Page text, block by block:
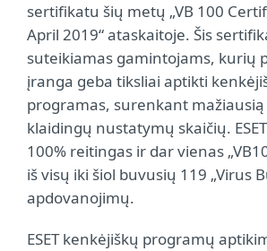
sertifikatu šių metų „VB 100
April 2019“ ataskaitoje. Šis
suteikiamas gamintojams, kurių
įranga geba tiksliai aptikti
programas, surenkant
klaidingų nustatymų skaičių.
100% reitingas ir dar vienas
iš visų iki šiol buvusių 119 „Virus
apdovanojimų.
ESET kenkėjiškų programų